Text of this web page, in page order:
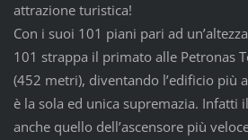
attrazione turistica!
Con i suoi 101 piani pari ad
101 strappa il primato alle Petronas
(452 metri), diventando l’edificio più
è la sola ed unica supremazia. Infatti
anche quello dell’ascensore più